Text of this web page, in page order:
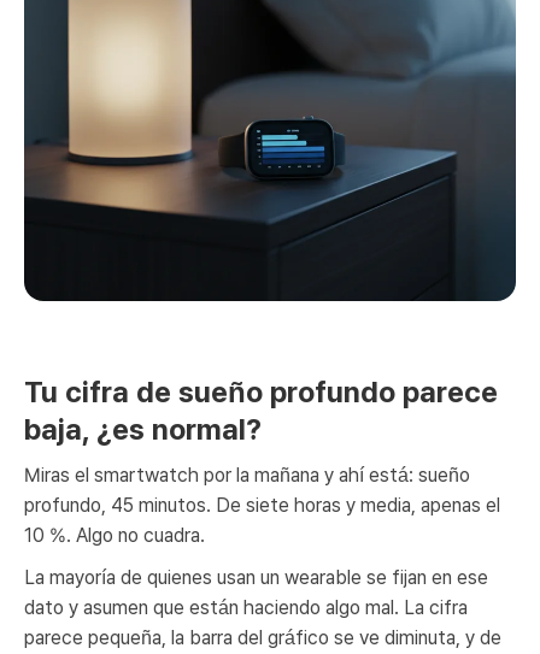
Tu cifra de sueño profundo parece
baja, ¿es normal?
Miras el smartwatch por la mañana y ahí está: sueño
profundo, 45 minutos. De siete horas y media, apenas el
10 %. Algo no cuadra.
La mayoría de quienes usan un wearable se fijan en ese
dato y asumen que están haciendo algo mal. La cifra
parece pequeña, la barra del gráfico se ve diminuta, y de